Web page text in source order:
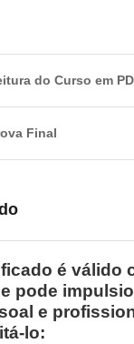
do Curso em
Final
é válido
e pode
e
lo: